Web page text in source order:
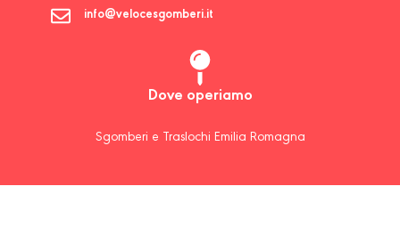
info@velocesgomberi.it
Dove operiamo
Sgomberi e Traslochi Emilia Romagna